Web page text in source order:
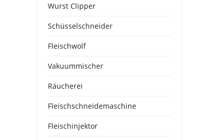
Wurst Clipper
Schüsselschneider
Fleischwolf
Vakuummischer
Räucherei
Fleischschneidemaschine
Fleischinjektor